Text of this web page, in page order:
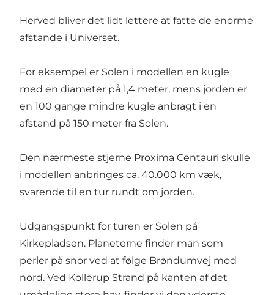
Herved bliver det lidt lettere at fatte de enorme
afstande i Universet.
For eksempel er Solen i modellen en kugle
med en diameter på 1,4 meter, mens jorden er
en 100 gange mindre kugle anbragt i en
afstand på 150 meter fra Solen.
Den nærmeste stjerne Proxima Centauri skulle
i modellen anbringes ca. 40.000 km væk,
svarende til en tur rundt om jorden.
Udgangspunkt for turen er Solen på
Kirkepladsen. Planeterne finder man som
perler på snor ved at følge Brøndumvej mod
nord. Ved Kollerup Strand på kanten af det